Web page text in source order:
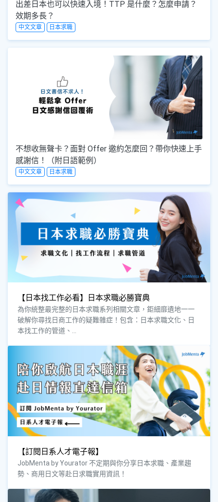
出差日本也可以快速入境！TTP 是什麼？怎麼申請？
效期多長？
中文文章 日本求職
不想收無聲卡？面對 Offer 邀約怎麼回？帶你快速上手
感謝信！（附日語範例）
中文文章 日本求職
【日本找工作必看】日本求職必勝寶典
為你統整最完整的日本求職系列相關文章，鉅細靡遺地一一
破解你尋找日商工作的疑難雜症！包含：日本求職文化、日
本找工作的管道、...
【訂閱日系人才電子報】
JobMenta by Yourator 不定期與你分享日本求職、產業趨
勢、商用日文等赴日求職實用資訊！